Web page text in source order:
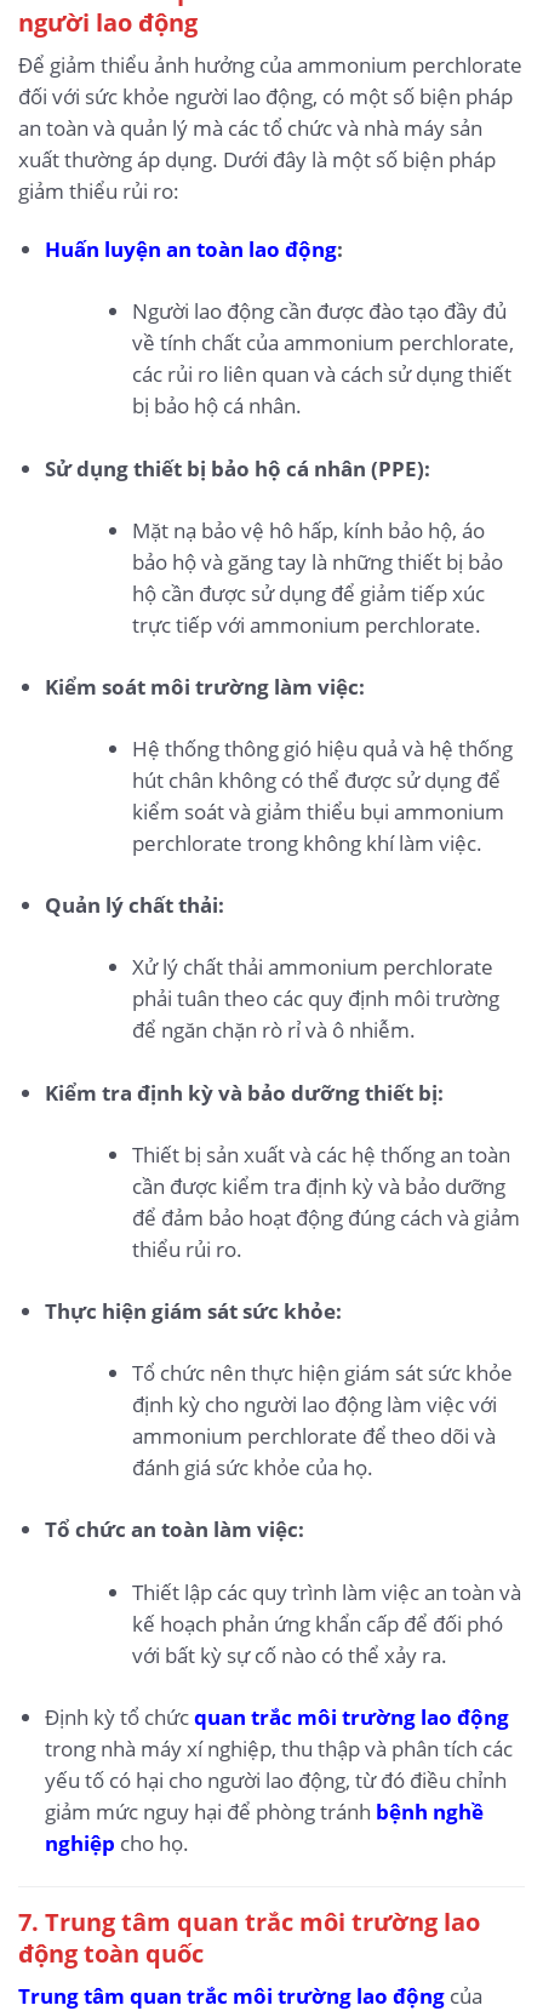
người lao động
Để giảm thiểu ảnh hưởng của ammonium perchlorate
đối với sức khỏe người lao động, có một số biện pháp
an toàn và quản lý mà các tổ chức và nhà máy sản
xuất thường áp dụng. Dưới đây là một số biện pháp
giảm thiểu rủi ro:
Huấn luyện an toàn lao động:
Người lao động cần được đào tạo đầy đủ
về tính chất của ammonium perchlorate,
các rủi ro liên quan và cách sử dụng thiết
bị bảo hộ cá nhân.
Sử dụng thiết bị bảo hộ cá nhân (PPE):
Mặt nạ bảo vệ hô hấp, kính bảo hộ, áo
bảo hộ và găng tay là những thiết bị bảo
hộ cần được sử dụng để giảm tiếp xúc
trực tiếp với ammonium perchlorate.
Kiểm soát môi trường làm việc:
Hệ thống thông gió hiệu quả và hệ thống
hút chân không có thể được sử dụng để
kiểm soát và giảm thiểu bụi ammonium
perchlorate trong không khí làm việc.
Quản lý chất thải:
Xử lý chất thải ammonium perchlorate
phải tuân theo các quy định môi trường
để ngăn chặn rò rỉ và ô nhiễm.
Kiểm tra định kỳ và bảo dưỡng thiết bị:
Thiết bị sản xuất và các hệ thống an toàn
cần được kiểm tra định kỳ và bảo dưỡng
để đảm bảo hoạt động đúng cách và giảm
thiểu rủi ro.
Thực hiện giám sát sức khỏe:
Tổ chức nên thực hiện giám sát sức khỏe
định kỳ cho người lao động làm việc với
ammonium perchlorate để theo dõi và
đánh giá sức khỏe của họ.
Tổ chức an toàn làm việc:
Thiết lập các quy trình làm việc an toàn và
kế hoạch phản ứng khẩn cấp để đối phó
với bất kỳ sự cố nào có thể xảy ra.
Định kỳ tổ chứcquan trắc môi trường lao động
trong nhà máy xí nghiệp, thu thập và phân tích các
yếu tố có hại cho người lao động, từ đó điều chỉnh
giảm mức nguy hại để phòng tránh bệnh nghề
nghiệp cho họ.
7. Trung tâm quan trắc môi trường lao
động toàn quốc
Trung tâm quan trắc môi trường lao động của